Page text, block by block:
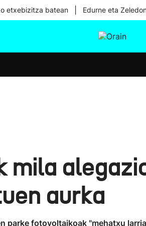
etxebizitza batean Edurne eta
mila
aurka
parke fotovoltaikoak "mehatxu